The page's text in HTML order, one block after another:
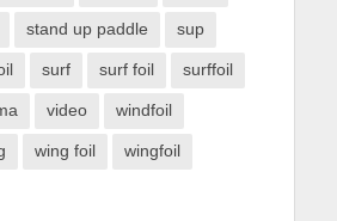
stand up paddle sup
surf surf foil surffoil
video windfoil
wing foil wingfoil